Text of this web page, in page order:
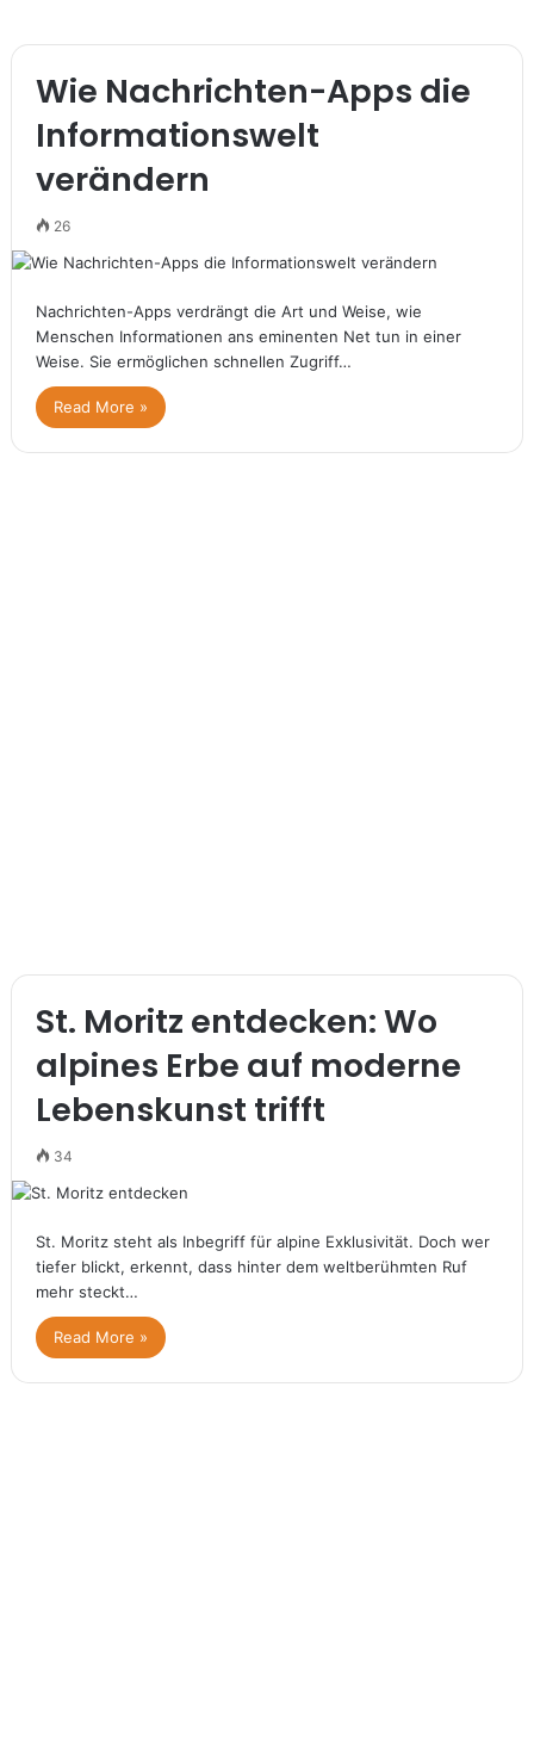
Wie Nachrichten-Apps die
Informationswelt
verändern
26
Nachrichten-Apps verdrängt die Art und Weise, wie
Menschen Informationen ans eminenten Net tun in einer
Weise. Sie ermöglichen schnellen Zugriff…
Read More »
St. Moritz entdecken: Wo
alpines Erbe auf moderne
Lebenskunst trifft
34
St. Moritz steht als Inbegriff für alpine Exklusivität. Doch wer
tiefer blickt, erkennt, dass hinter dem weltberühmten Ruf
mehr steckt…
Read More »